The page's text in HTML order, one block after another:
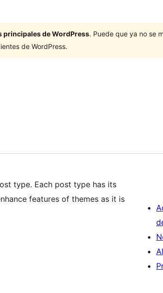
principales de WordPress. Puede que ya no se
de WordPress.
type. Each post type has its
features of themes as it is